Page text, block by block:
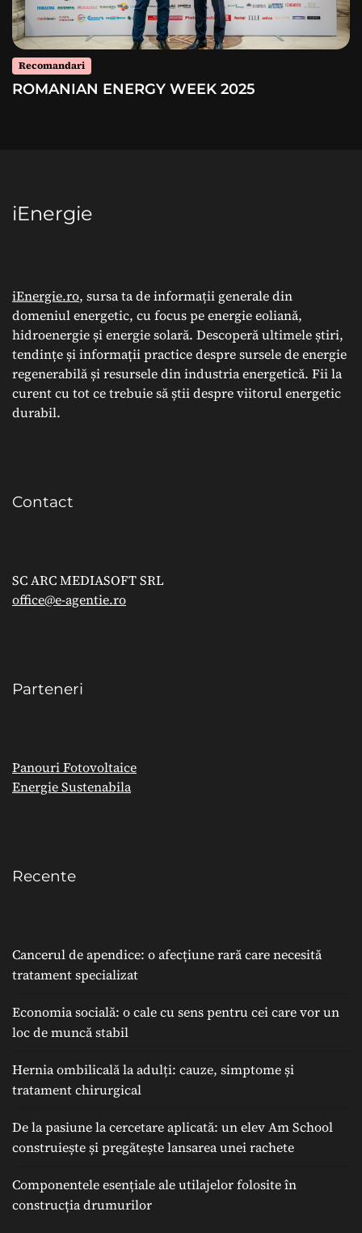
Recomandari
ROMANIAN ENERGY WEEK 2025
iEnergie
iEnergie.ro, sursa ta de informații generale din
domeniul energetic, cu focus pe energie eoliană,
hidroenergie și energie solară. Descoperă ultimele știri,
tendințe și informații practice despre sursele de energie
regenerabilă și resursele din industria energetică. Fii la
curent cu tot ce trebuie să știi despre viitorul energetic
durabil.
Contact
SC ARC MEDIASOFT SRL
office@e-agentie.ro
Parteneri
Panouri Fotovoltaice
Energie Sustenabila
Recente
Cancerul de apendice: o afecțiune rară care necesită
tratament specializat
Economia socială: o cale cu sens pentru cei care vor un
loc de muncă stabil
Hernia ombilicală la adulți: cauze, simptome și
tratament chirurgical
De la pasiune la cercetare aplicată: un elev Am School
construiește și pregătește lansarea unei rachete
Componentele esențiale ale utilajelor folosite în
construcția drumurilor